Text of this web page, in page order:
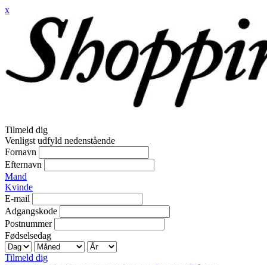
x
Tilmeld dig
Venligst udfyld nedenstående
Fornavn
Efternavn
Mand
Kvinde
E-mail
Adgangskode
Postnummer
Fødselsedag
Tilmeld dig